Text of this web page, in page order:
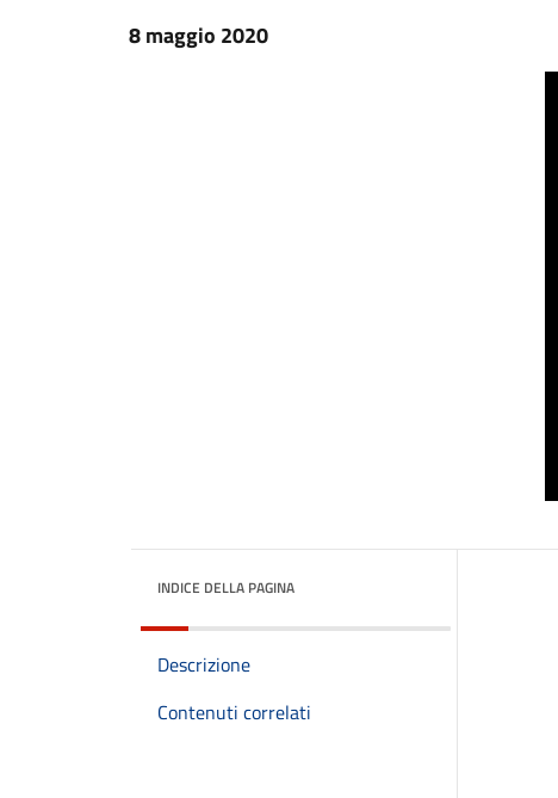
8 maggio 2020
INDICE DELLA PAGINA
Descrizione
Contenuti correlati